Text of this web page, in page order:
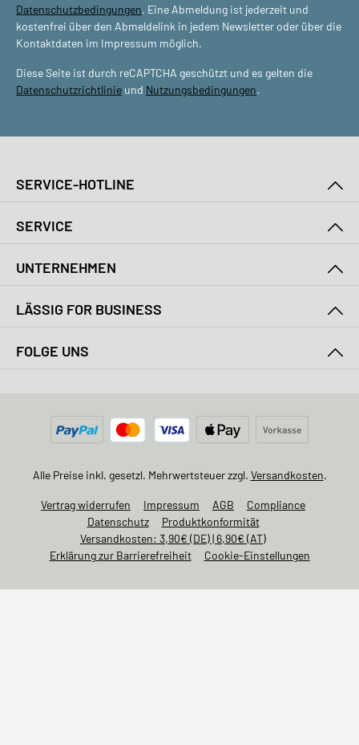
Datenschutzbedingungen. Eine Abmeldung ist jederzeit und
kostenfrei über den Abmeldelink in jedem Newsletter oder über die
Kontaktdaten im Impressum möglich.
Diese Seite ist durch reCAPTCHA geschützt und es gelten die
Datenschutzrichtlinie und Nutzungsbedingungen.
SERVICE-HOTLINE
SERVICE
UNTERNEHMEN
LÄSSIG FOR BUSINESS
FOLGE UNS
Alle Preise inkl. gesetzl. Mehrwertsteuer zzgl. Versandkosten.
Vertrag widerrufen Impressum AGB
Compliance
Datenschutz
Produktkonformität
Versandkosten: 3,90€ (DE) | 6,90€ (AT)
Erklärung zur Barrierefreiheit
Cookie-Einstellungen